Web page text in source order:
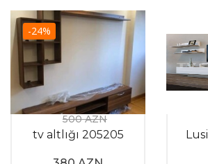
-24%
tv altlığı 205205
500 AZN